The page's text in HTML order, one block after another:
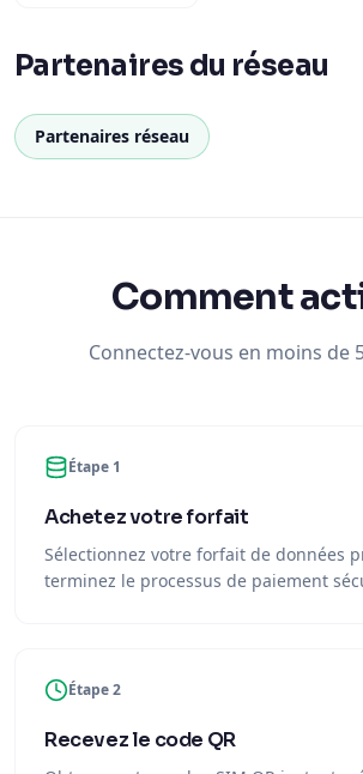
Partenaires du réseau
Partenaires réseau
Comment
Connectez-vous en moins de
Étape 1
Achetez votre forfait
Sélectionnez votre forfait de données
terminez le processus de paiement
Étape 2
Recevez le code QR